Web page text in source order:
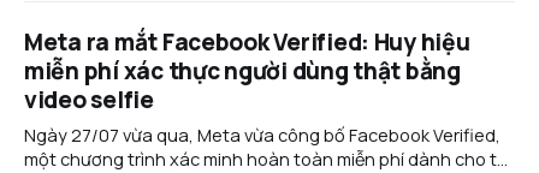
Meta ra mắt Facebook Verified: Huy hiệu
miễn phí xác thực người dùng thật bằng
video selfie
Ngày 27/07 vừa qua, Meta vừa công bố Facebook Verified,
một chương trình xác minh hoàn toàn miễn phí dành cho tài